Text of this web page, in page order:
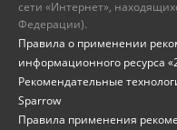
сети «Интернет»,
Федерации).
Правила о применении
информационного ресурса
Рекомендательные
Sparrow
Правила применения